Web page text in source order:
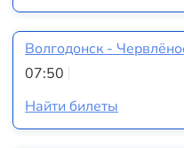
Волгодонск -
07:50
Найти билеты